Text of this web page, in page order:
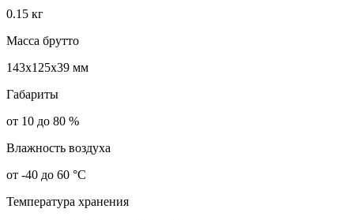
0.15 кг
Масса брутто
143x125x39 мм
Габариты
от 10 до 80 %
Влажность воздуха
от -40 до 60 °C
Температура хранения